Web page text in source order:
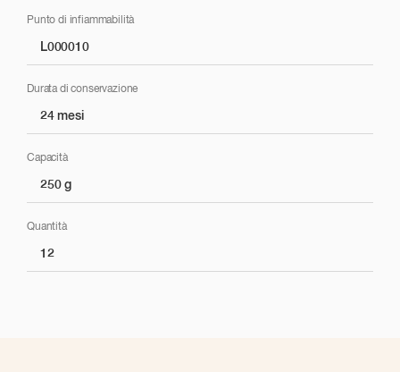
Punto di infiammabilità
L000010
Durata di conservazione
24 mesi
Capacità
250 g
Quantità
12